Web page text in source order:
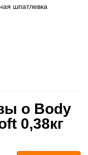
шпатлевка
о Body
0,38кг